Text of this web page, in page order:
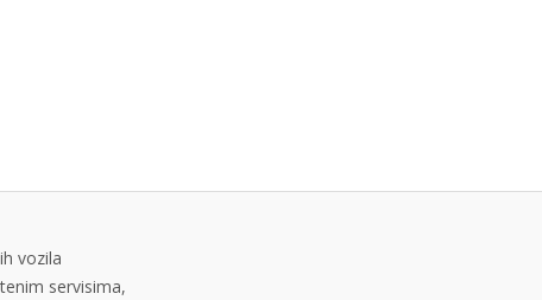
vozila
servisima,